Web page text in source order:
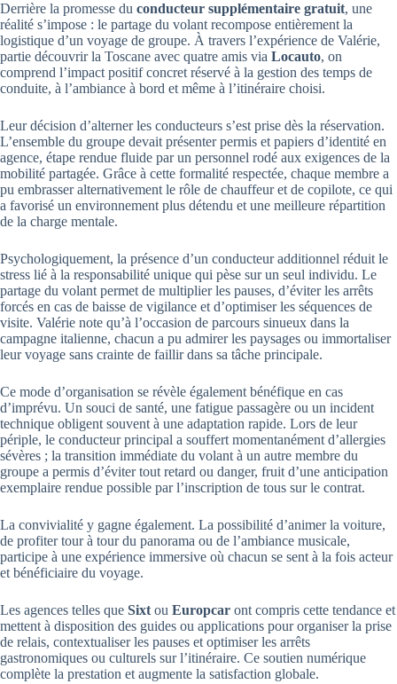
Derrière la promesse du conducteur supplémentaire gratuit, une
réalité s’impose : le partage du volant recompose entièrement la
logistique d’un voyage de groupe. À travers l’expérience de Valérie,
partie découvrir la Toscane avec quatre amis via Locauto, on
comprend l’impact positif concret réservé à la gestion des temps de
conduite, à l’ambiance à bord et même à l’itinéraire choisi.
Leur décision d’alterner les conducteurs s’est prise dès la réservation.
L’ensemble du groupe devait présenter permis et papiers d’identité en
agence, étape rendue fluide par un personnel rodé aux exigences de la
mobilité partagée. Grâce à cette formalité respectée, chaque membre a
pu embrasser alternativement le rôle de chauffeur et de copilote, ce qui
a favorisé un environnement plus détendu et une meilleure répartition
de la charge mentale.
Psychologiquement, la présence d’un conducteur additionnel réduit le
stress lié à la responsabilité unique qui pèse sur un seul individu. Le
partage du volant permet de multiplier les pauses, d’éviter les arrêts
forcés en cas de baisse de vigilance et d’optimiser les séquences de
visite. Valérie note qu’à l’occasion de parcours sinueux dans la
campagne italienne, chacun a pu admirer les paysages ou immortaliser
leur voyage sans crainte de faillir dans sa tâche principale.
Ce mode d’organisation se révèle également bénéfique en cas
d’imprévu. Un souci de santé, une fatigue passagère ou un incident
technique obligent souvent à une adaptation rapide. Lors de leur
périple, le conducteur principal a souffert momentanément d’allergies
sévères ; la transition immédiate du volant à un autre membre du
groupe a permis d’éviter tout retard ou danger, fruit d’une anticipation
exemplaire rendue possible par l’inscription de tous sur le contrat.
La convivialité y gagne également. La possibilité d’animer la voiture,
de profiter tour à tour du panorama ou de l’ambiance musicale,
participe à une expérience immersive où chacun se sent à la fois acteur
et bénéficiaire du voyage.
Les agences telles que Sixt ou Europcar ont compris cette tendance et
mettent à disposition des guides ou applications pour organiser la prise
de relais, contextualiser les pauses et optimiser les arrêts
gastronomiques ou culturels sur l’itinéraire. Ce soutien numérique
complète la prestation et augmente la satisfaction globale.